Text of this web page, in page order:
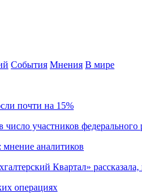
События Мнения В мире
почти на 15%
участников федерального
аналитиков
Квартал»
операциях